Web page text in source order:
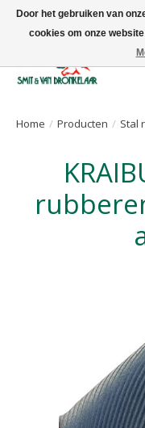
Uw leverancier voor
Home / Producten / Stal
KRAIBURG MONTA
Door het gebruiken van
cookies om onze